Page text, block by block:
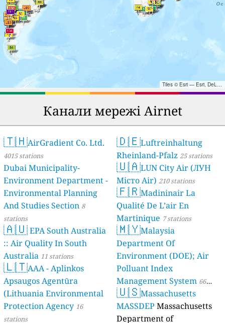
Tiles © Esri — Esri, DeLorme, NAVTEQ, TomTom, Intermap, iPC, USGS, FAO, NPS, NRCAN, GeoBase, Kadaster NL, Ordnance Survey, Esri Japan, METI, Esri China (Hong Kong), and the GIS User Community
Канали мережі Airnet
🇹🇭AirGradient Co. Ltd.
4015 stations
Dubai Municipality-
Environment Department -
Environmental Planning
And Studies Section 8
stations
🇦🇺EPA South Australia
:: Air Quality In South
Australia 11 stations
🇱🇹AAA - Aplinkos
Apsaugos Agentūra
(Lithuania Environmental
Protection Agency 16
stations
🇩🇪Luftreinhaltung
Rheinland-Pfalz 25 stations
🇺🇦LUN City Air (ЛУН
Місто Air) 210 stations
🇫🇷Madininair La
Qualité De L’air En
Martinique 7 stations
🇲🇾Malaysia
Department Of
Environment (DOE); Air
Polluant Index
Management System 66
stations
🇺🇸Massachusetts
MASSDEP Massachusetts
Department of